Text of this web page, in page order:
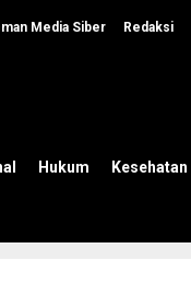
Media Siber Redaksi
Hukum Kesehatan